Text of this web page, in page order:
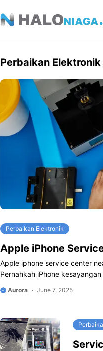
Perbaikan Elektronik
Perbaikan Elektronik
Apple iPhone
Apple iphone service center
Pernahkah iPhone
Aurora June 7, 2025